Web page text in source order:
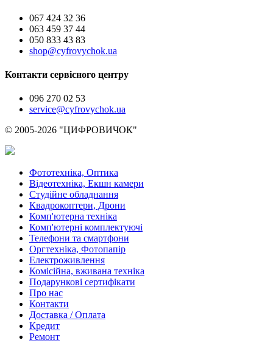
067 424 32 36
063 459 37 44
050 833 43 83
shop@cyfrovychok.ua
Контакти сервісного центру
096 270 02 53
service@cyfrovychok.ua
© 2005-2026 "ЦИФРОВИЧОК"
Фототехніка, Оптика
Відеотехніка, Екшн камери
Студійне обладнання
Квадрокоптери, Дрони
Комп'ютерна техніка
Комп'ютерні комплектуючі
Телефони та смартфони
Оргтехніка, Фотопапір
Електроживлення
Комісійна, вживана техніка
Подарункові сертифікати
Про нас
Контакти
Доставка / Оплата
Кредит
Ремонт